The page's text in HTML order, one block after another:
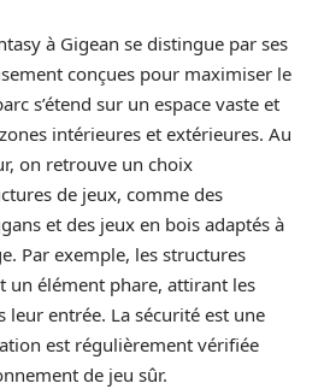
à Gigean se distingue par ses
conçues pour maximiser le
s’étend sur un espace vaste et
intérieures et extérieures. Au
on retrouve un choix
de jeux, comme des
et des jeux en bois adaptés à
Par exemple, les structures
un élément phare, attirant les
leur entrée. La sécurité est une
est régulièrement vérifiée
de jeu sûr.